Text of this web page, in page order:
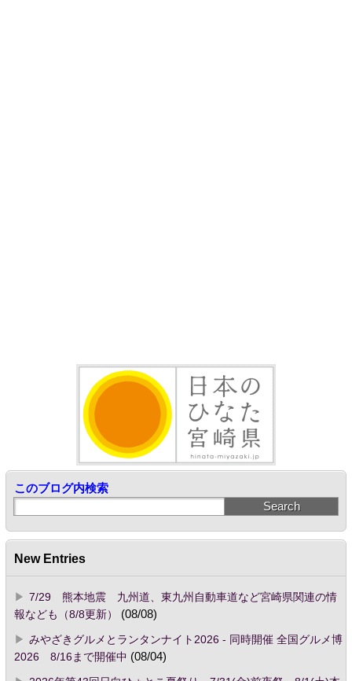
このブログ内検索
New Entries
7/29 熊本地震 九州道、東九州自動車道など宮崎県関連の情
報なども（8/8更新）
(08/08)
みやざきグルメとランタンナイト2026 - 同時開催 全国グルメ博
2026 8/16まで開催中 (08/04)